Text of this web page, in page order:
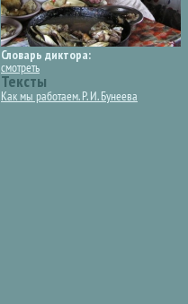
Словарь диктора:
смотреть
Тексты
Как мы работаем. Р. И. Бунеева